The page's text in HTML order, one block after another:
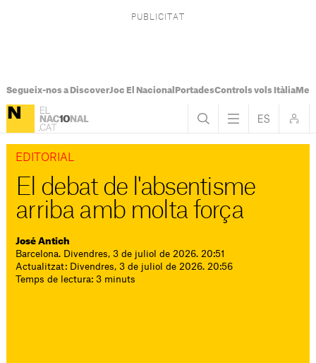
Segueix-nos a DiscoverJoc El Nacional PortadesControls vols Itàlia
EDITORIAL
El debat de l'absentisme
arriba amb molta força
José Antich
Barcelona. Divendres, 3 de juliol de 2026. 20:51
Actualitzat: Divendres, 3 de juliol de 2026. 20:56
Temps de lectura: 3 minuts